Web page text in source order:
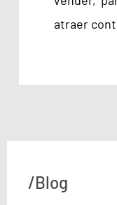
atraer
/Blog